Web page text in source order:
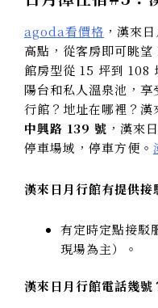
agoda看價格 ，漢來
高點，從客房即可眺
館房型從 15 坪到 108
陽台和私人溫泉池，享
行館？地址在哪裡？漢
中興路 139 號 ，漢來
停車場域，停車方便。
漢來日月行館有提供接
有定時定點接駁
現場為主）。
漢來日月行館電話幾號